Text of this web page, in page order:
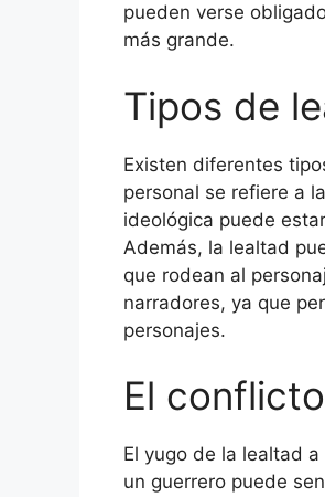
pueden verse
más grande.
Tipos de
Existen diferentes
personal se refiere a
ideológica puede
Además, la lealtad
que rodean al
narradores, ya que
personajes.
El
El yugo de la lealtad
un guerrero puede